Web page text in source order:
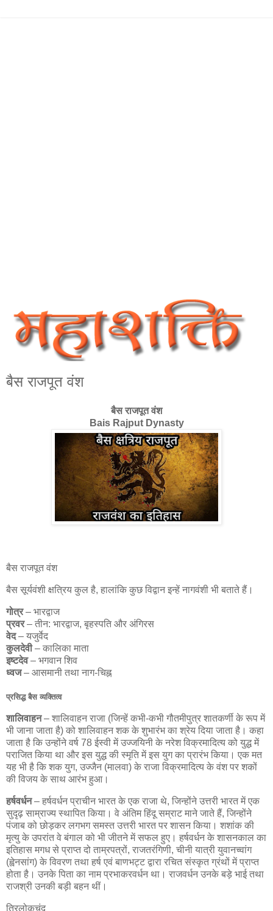
बैस राजपूत वंश
बैस राजपूत वंश
Bais Rajput Dynasty
बैस राजपूत वंश
बैस सूर्यवंशी क्षत्रिय कुल है, हालांकि कुछ विद्वान इन्हें नागवंशी भी बताते हैं।
गोत्र– भारद्वाज
प्रवर– तीन: भारद्वाज, बृहस्पति और अंगिरस
वेद– यजुर्वेद
कुलदेवी– कालिका माता
इष्टदेव– भगवान शिव
ध्वज– आसमानी तथा नाग-चिह्न
प्रसिद्ध बैस व्यक्तित्व
शालिवाहन– शालिवाहन राजा (जिन्हें कभी-कभी गौतमीपुत्र शातकर्णी के रूप में
भी जाना जाता है) को शालिवाहन शक के शुभारंभ का श्रेय दिया जाता है। कहा
जाता है कि उन्होंने वर्ष 78 ईस्वी में उज्जयिनी के नरेश विक्रमादित्य को युद्ध में
पराजित किया था और इस युद्ध की स्मृति में इस युग का प्रारंभ किया। एक मत
यह भी है कि शक युग, उज्जैन (मालवा) के राजा विक्रमादित्य के वंश पर शकों
की विजय के साथ आरंभ हुआ।
हर्षवर्धन– हर्षवर्धन प्राचीन भारत के एक राजा थे, जिन्होंने उत्तरी भारत में एक
सुदृढ़ साम्राज्य स्थापित किया। वे अंतिम हिंदू सम्राट माने जाते हैं, जिन्होंने
पंजाब को छोड़कर लगभग समस्त उत्तरी भारत पर शासन किया। शशांक की
मृत्यु के उपरांत वे बंगाल को भी जीतने में सफल हुए। हर्षवर्धन के शासनकाल का
इतिहास मगध से प्राप्त दो ताम्रपत्रों, राजतरंगिणी, चीनी यात्री युवानच्वांग
(ह्वेनसांग) के विवरण तथा हर्ष एवं बाणभट्ट द्वारा रचित संस्कृत ग्रंथों में प्राप्त
होता है। उनके पिता का नाम प्रभाकरवर्धन था। राजवर्धन उनके बड़े भाई तथा
राजश्री उनकी बड़ी बहन थीं।
त्रिलोकचंद